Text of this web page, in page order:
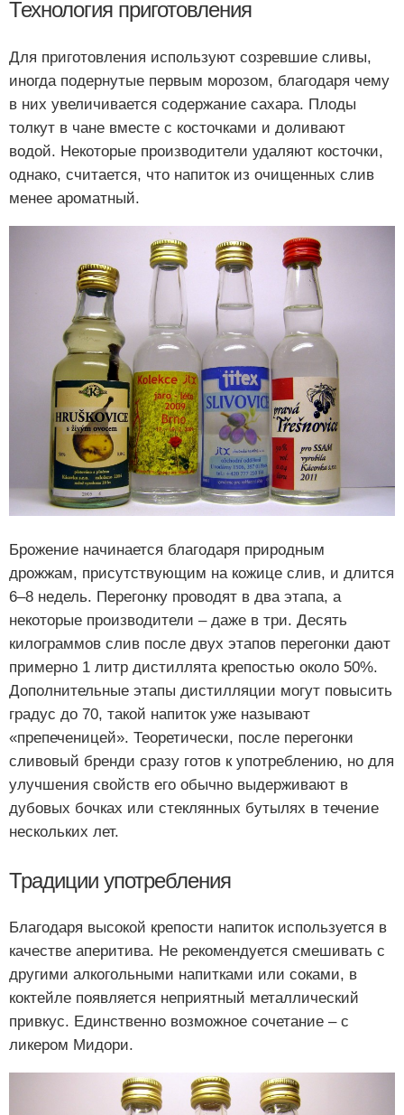
Технология приготовления
Для приготовления используют созревшие сливы,
иногда подернутые первым морозом, благодаря чему
в них увеличивается содержание сахара. Плоды
толкут в чане вместе с косточками и доливают
водой. Некоторые производители удаляют косточки,
однако, считается, что напиток из очищенных слив
менее ароматный.
Брожение начинается благодаря природным
дрожжам, присутствующим на кожице слив, и длится
6–8 недель. Перегонку проводят в два этапа, а
некоторые производители – даже в три. Десять
килограммов слив после двух этапов перегонки дают
примерно 1 литр дистиллята крепостью около 50%.
Дополнительные этапы дистилляции могут повысить
градус до 70, такой напиток уже называют
«препеченицей». Теоретически, после перегонки
сливовый бренди сразу готов к употреблению, но для
улучшения свойств его обычно выдерживают в
дубовых бочках или стеклянных бутылях в течение
нескольких лет.
Традиции употребления
Благодаря высокой крепости напиток используется в
качестве аперитива. Не рекомендуется смешивать с
другими алкогольными напитками или соками, в
коктейле появляется неприятный металлический
привкус. Единственно возможное сочетание – с
ликером Мидори.